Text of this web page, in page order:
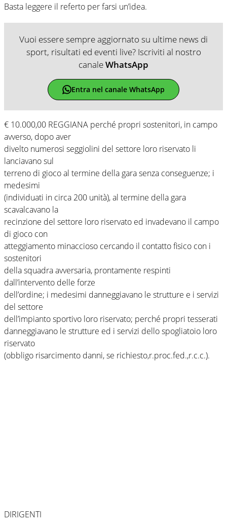
Basta leggere il referto per farsi un’idea.
Vuoi essere sempre aggiornato su ultime news di
sport, risultati ed eventi live? Iscriviti al nostro
canaleWhatsApp
Entra nel canale WhatsApp
€ 10.000,00 REGGIANA perché propri sostenitori, in campo
avverso, dopo aver
divelto numerosi seggiolini del settore loro riservato li
lanciavano sul
terreno di gioco al termine della gara senza conseguenze; i
medesimi
(individuati in circa 200 unità), al termine della gara
scavalcavano la
recinzione del settore loro riservato ed invadevano il campo
di gioco con
atteggiamento minaccioso cercando il contatto fisico con i
sostenitori
della squadra avversaria, prontamente respinti
dall’intervento delle forze
dell’ordine; i medesimi danneggiavano le strutture e i servizi
del settore
dell’impianto sportivo loro riservato; perché propri tesserati
danneggiavano le strutture ed i servizi dello spogliatoio loro
riservato
(obbligo risarcimento danni, se richiesto,r.proc.fed.,r.c.c.).
DIRIGENTI